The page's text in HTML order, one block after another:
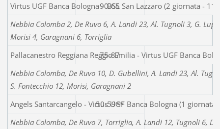
Virtus UGF Banca Bologna – BSL
90-65
Nebbia Colomba 2, De Ruvo 6, A. Landi 23, Al. Tugnoli 3, G.
Morisi 4, Garagnani 6, Torriglia
Pallacanestro Reggiana Reggio Emilia - Virtus UGF Banca
75-87
Nebbia Colomba, De Ruvo 10, D. Gubellini, A. Landi 23, Al.
S. Fontecchio 12, Morisi, Garagnani 2
Angels Santarcangelo - Virtus UGF Banca Bologna (1
50-59**
Nebbia Colomba, De Ruvo 7, Torriglia, A. Landi 12, Tugnoli 6,